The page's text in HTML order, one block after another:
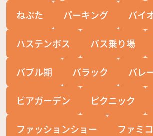
ねぶた パーキング バイ
ハステンボス バス乗り場
バブル期 バラック バレ
ビアガーデン ピクニック
ファッションショー ファミ